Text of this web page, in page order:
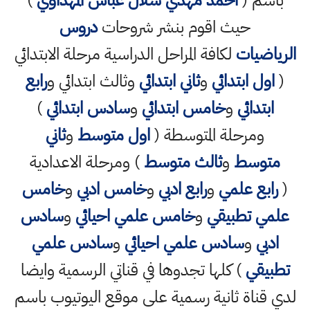
حيث اقوم بنشر شروحاتدروس
الرياضيات لكافة المراحل الدراسية مرحلة الابتدائي
(اول ابتدائي وثاني ابتدائي وثالث ابتدائي ورابع
ابتدائي وخامس ابتدائي وسادس ابتدائي)
ومرحلة المتوسطة (اول متوسط وثاني
متوسط وثالث متوسط) ومرحلة الاعدادية
(رابع علمي ورابع ادبي وخامس ادبي وخامس
علمي تطبيقي وخامس علمي احيائي وسادس
ادبي وسادس علمي احيائي وسادس علمي
تطبيقي) كلها تجدوها في قناتي الرسمية وايضا
لدي قناة ثانية رسمية على موقع اليوتيوب باسم